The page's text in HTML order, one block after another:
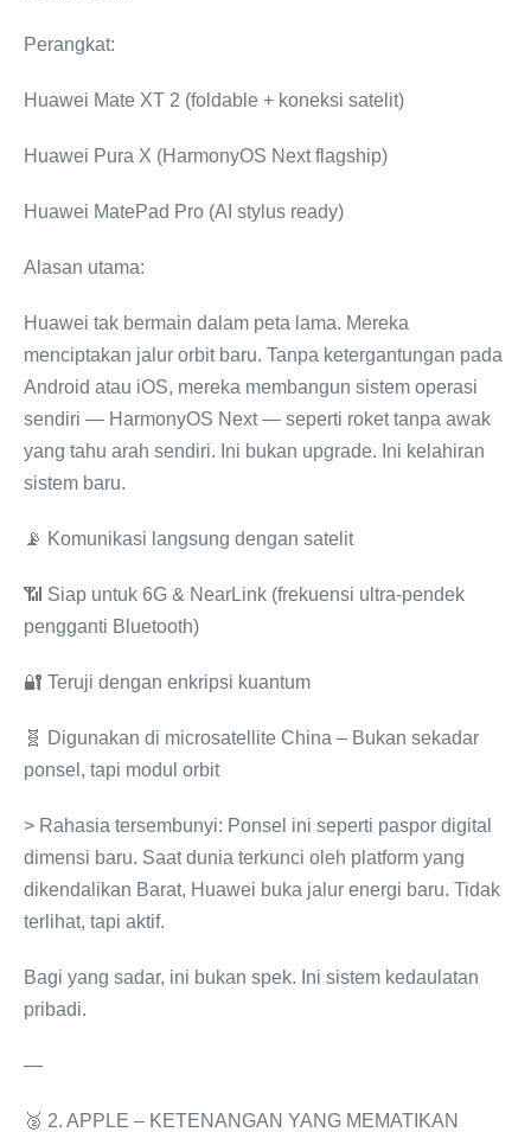
Perangkat:
Huawei Mate XT 2 (foldable + koneksi satelit)
Huawei Pura X (HarmonyOS Next flagship)
Huawei MatePad Pro (AI stylus ready)
Alasan utama:
Huawei tak bermain dalam peta lama. Mereka
menciptakan jalur orbit baru. Tanpa ketergantungan pada
Android atau iOS, mereka membangun sistem operasi
sendiri — HarmonyOS Next — seperti roket tanpa awak
yang tahu arah sendiri. Ini bukan upgrade. Ini kelahiran
sistem baru.
📡 Komunikasi langsung dengan satelit
📶 Siap untuk 6G & NearLink (frekuensi ultra-pendek
pengganti Bluetooth)
🔐 Teruji dengan enkripsi kuantum
🧬 Digunakan di microsatellite China – Bukan sekadar
ponsel, tapi modul orbit
> Rahasia tersembunyi: Ponsel ini seperti paspor digital
dimensi baru. Saat dunia terkunci oleh platform yang
dikendalikan Barat, Huawei buka jalur energi baru. Tidak
terlihat, tapi aktif.
Bagi yang sadar, ini bukan spek. Ini sistem kedaulatan
pribadi.
—
🥈 2. APPLE – KETENANGAN YANG MEMATIKAN